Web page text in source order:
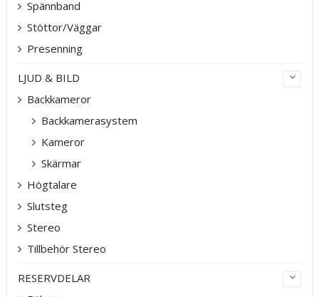
Spännband
Stöttor/Väggar
Presenning
LJUD & BILD
Backkameror
Backkamerasystem
Kameror
Skärmar
Högtalare
Slutsteg
Stereo
Tillbehör Stereo
RESERVDELAR